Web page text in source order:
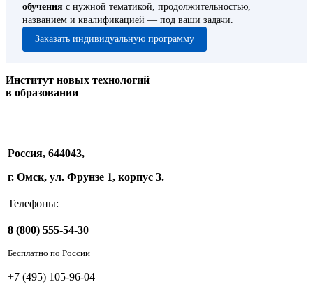
обучения с нужной тематикой, продолжительностью,
названием и квалификацией — под ваши задачи.
Заказать индивидуальную программу
Институт новых технологий
в образовании
Россия, 644043,
г. Омск, ул. Фрунзе 1, корпус 3.
Телефоны:
8 (800) 555-54-30
Бесплатно по России
+7 (495) 105-96-04